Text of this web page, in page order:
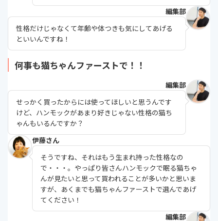
編集部
性格だけじゃなくて年齢や体つきも気にしてあげる
といいんですね！
何事も猫ちゃんファーストで！！
編集部
せっかく買ったからには使ってほしいと思うんです
けど、ハンモックがあまり好きじゃない性格の猫ち
ゃんもいるんですか？
伊藤さん
そうですね、それはもう生まれ持った性格なの
で・・・。やっぱり皆さんハンモックで眠る猫ちゃ
んが見たいと思って買われることが多いかと思いま
すが、あくまでも猫ちゃんファーストで選んであげ
てください！
編集部